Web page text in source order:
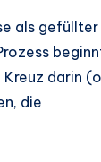
als gefüllter
Kreuz darin
die